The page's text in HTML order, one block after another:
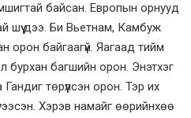
байсан. Европын орнууд
шүү дээ. Би Вьетнам, Камбуж
орон байгаагүй. Яагаад тийм
бурхан багшийн орон. Энэтхэг
төрүүлсэн орон. Тэр их
Хэрэв намайг өөрийнхөө